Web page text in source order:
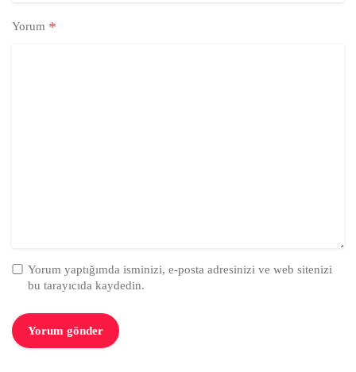
Yorum *
Yorum yaptığımda isminizi, e-posta adresinizi ve web sitenizi
bu tarayıcıda kaydedin.